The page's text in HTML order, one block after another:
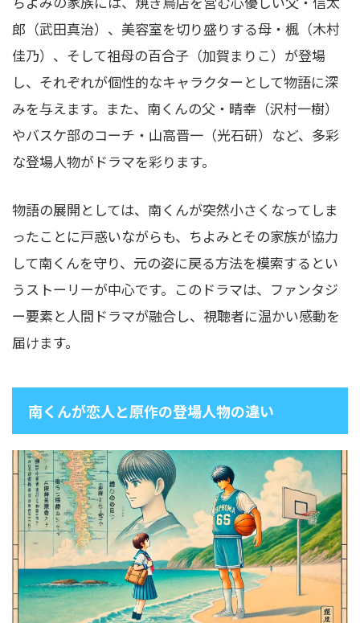
郎（武田真治）、美容室を切り盛りする母・楓（木村
佳乃）、そして祖母の百合子（加賀まりこ）が登場
し、それぞれが個性的なキャラクターとして物語に深
みを与えます。また、南くんの父・晴幸（沢村一樹）
やバスケ部のコーチ・山高晋一（光石研）など、多彩
な登場人物がドラマを彩ります。
物語の展開としては、南くんが突然小さくなってしま
ったことに戸惑いながらも、ちよみとその家族が協力
して南くんを守り、元の姿に戻る方法を模索するとい
うストーリーが中心です。このドラマは、ファンタジ
ー要素と人間ドラマが融合し、視聴者に温かい感動を
届けます。
南くんが恋人と原作の登場人物の違い